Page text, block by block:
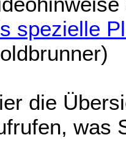
spezielle
die
was